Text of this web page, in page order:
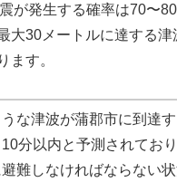
が発生する確率は70〜
大30メートルに達する津
ます。
な津波が蒲郡市に到達
分以内と予測されてお
難しなければならない状